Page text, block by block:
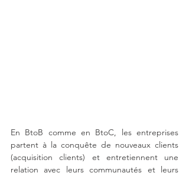
En BtoB comme en BtoC, les entreprises
partent à la conquête de nouveaux clients
(acquisition clients) et entretiennent une
relation avec leurs communautés et leurs